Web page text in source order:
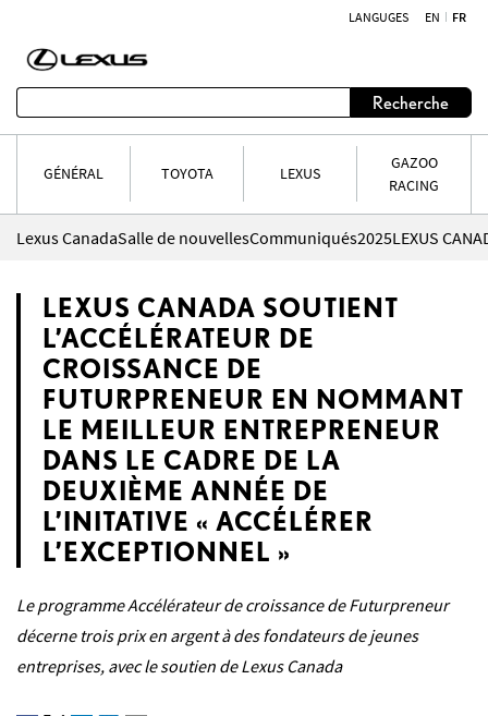
LANGUGES EN FR
Recherche
GÉNÉRAL TOYOTA LEXUS
GAZOO
RACING
Lexus CanadaSalle de nouvellesCommuniqués2025
LEXUS CANADA SOUTIENT
L’ACCÉLÉRATEUR DE
CROISSANCE DE
FUTURPRENEUR EN NOMMANT
LE MEILLEUR ENTREPRENEUR
DANS LE CADRE DE LA
DEUXIÈME ANNÉE DE
L’INITATIVE « ACCÉLÉRER
L’EXCEPTIONNEL »
Le programme Accélérateur de croissance de Futurpreneur
décerne trois prix en argent à des fondateurs de jeunes
entreprises, avec le soutien de Lexus Canada